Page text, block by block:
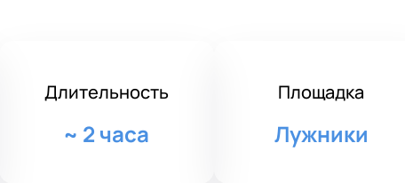
Длительность
~ 2 часа
Площадка
Лужники